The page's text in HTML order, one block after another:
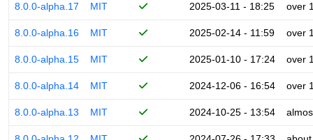
8.0.0-alpha.17 MIT 2025-03-11 - 18:25 over
8.0.0-alpha.16 MIT 2025-02-14 - 11:59 over
8.0.0-alpha.15 MIT 2025-01-10 - 17:24 over
8.0.0-alpha.14 MIT 2024-12-06 - 16:54 over
8.0.0-alpha.13 MIT 2024-10-25 - 13:54